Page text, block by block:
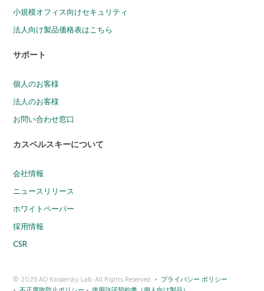
小規模オフィス向けセキュリティ
法人向け製品価格表はこちら
サポート
個人のお客様
法人のお客様
お問い合わせ窓口
カスペルスキーについて
会社情報
ニュースリリース
ホワイトペーパー
採用情報
CSR
© 2026 AO Kaspersky Lab. All Rights Reserved.
プライバシー ポリシー